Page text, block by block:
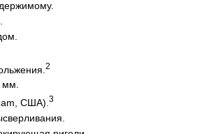
2
мм.
США). 3